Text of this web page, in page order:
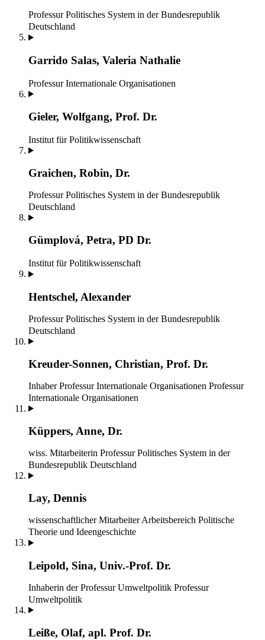
Professur Politisches System in der Bundesrepublik
Deutschland
Garrido Salas, Valeria Nathalie
Professur Internationale Organisationen
Gieler, Wolfgang, Prof. Dr.
Institut für Politikwissenschaft
Graichen, Robin, Dr.
Professur Politisches System in der Bundesrepublik
Deutschland
Gümplová, Petra, PD Dr.
Institut für Politikwissenschaft
Hentschel, Alexander
Professur Politisches System in der Bundesrepublik
Deutschland
Kreuder-Sonnen, Christian, Prof. Dr.
Inhaber Professur Internationale Organisationen Professur
Internationale Organisationen
Küppers, Anne, Dr.
wiss. Mitarbeiterin Professur Politisches System in der
Bundesrepublik Deutschland
Lay, Dennis
wissenschaftlicher MitarbeiterArbeitsbereich Politische
Theorie und Ideengeschichte
Leipold, Sina, Univ.-Prof. Dr.
Inhaberin der Professur Umweltpolitik Professur
Umweltpolitik
Leiße, Olaf, apl. Prof. Dr.